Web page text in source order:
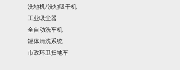
洗地机/洗地吸干机
工业吸尘器
全自动洗车机
罐体清洗系统
市政环卫扫地车